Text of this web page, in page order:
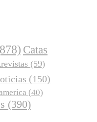
Catas
(59)
(150)
(40)
(390)